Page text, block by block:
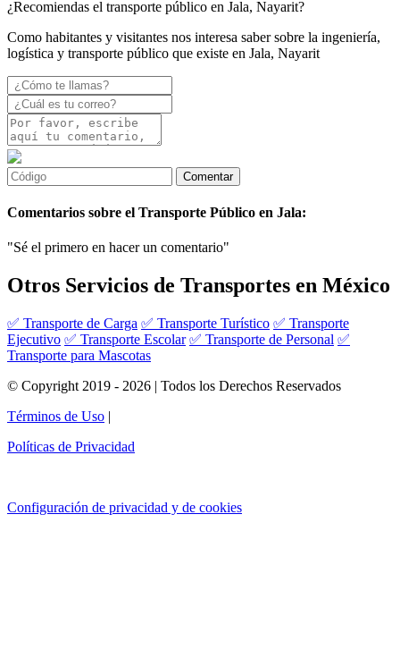
¿Recomiendas el transporte público en Jala, Nayarit?
Como habitantes y visitantes nos interesa saber sobre la ingeniería,
logística y transporte público que existe en Jala, Nayarit
Comentarios sobre el Transporte Público en Jala:
"Sé el primero en hacer un comentario"
Otros Servicios de Transportes en México
✅ Transporte de Carga ✅ Transporte Turístico ✅ Transporte
Ejecutivo ✅ Transporte Escolar ✅ Transporte de Personal ✅
Transporte para Mascotas
© Copyright 2019 - 2026 | Todos los Derechos Reservados
Términos de Uso |
Políticas de Privacidad
Configuración de privacidad y de cookies